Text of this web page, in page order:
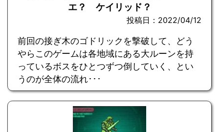
エ？ ケイリッド？
投稿日：2022/04/12
前回の接ぎ木のゴドリックを撃破して、どう
やらこのゲームは各地域にある大ルーンを持
っているボスをひとつずつ倒していく、とい
うのが全体の流れ･･･